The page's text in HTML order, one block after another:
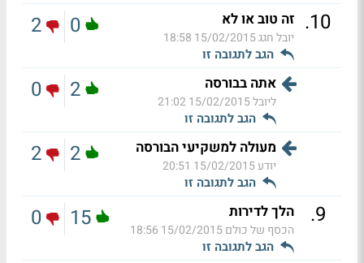
10
. זה טוב או לא
יובל חגג15/02/2015 18:58
הגב לתגובה זו
0
2
אתה בבורסה
ליובל15/02/2015 21:02
הגב לתגובה זו
2
0
מעולה למשקיעי הבורסה
יודע15/02/2015 20:51
הגב לתגובה זו
2
2
9
. הלך לדירות
הכסף של כולם15/02/2015 18:56
הגב לתגובה זו
15
0